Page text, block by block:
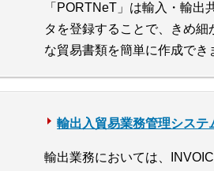
「PORTNeT」は輸入・輸
タを登録することで、きめ
な貿易書類を簡単に作成でき
輸出入貿易業務管理システ
輸出業務においては、